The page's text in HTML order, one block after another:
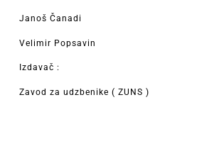
Janoš Čanadi
Velimir Popsavin
Izdavač :
Zavod za udzbenike ( ZUNS )